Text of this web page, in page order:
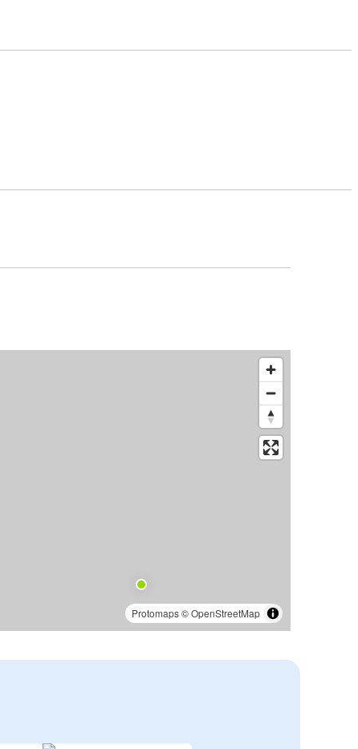
Protomaps©OpenStreetMap